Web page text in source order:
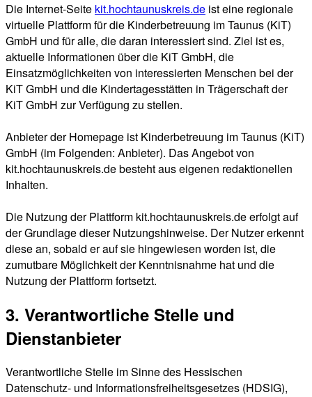
Die Internet-Seite kit.hochtaunuskreis.de ist eine regionale
virtuelle Plattform für die Kinderbetreuung im Taunus (KiT)
GmbH und für alle, die daran interessiert sind. Ziel ist es,
aktuelle Informationen über die KiT GmbH, die
Einsatzmöglichkeiten von interessierten Menschen bei der
KiT GmbH und die Kindertagesstätten in Trägerschaft der
KiT GmbH zur Verfügung zu stellen.
Anbieter der Homepage ist Kinderbetreuung im Taunus (KiT)
GmbH (im Folgenden: Anbieter). Das Angebot von
kit.hochtaunuskreis.de besteht aus eigenen redaktionellen
Inhalten.
Die Nutzung der Plattform kit.hochtaunuskreis.de erfolgt auf
der Grundlage dieser Nutzungshinweise. Der Nutzer erkennt
diese an, sobald er auf sie hingewiesen worden ist, die
zumutbare Möglichkeit der Kenntnisnahme hat und die
Nutzung der Plattform fortsetzt.
3. Verantwortliche Stelle und
Dienstanbieter
Verantwortliche Stelle im Sinne des Hessischen
Datenschutz- und Informationsfreiheitsgesetzes (HDSIG),